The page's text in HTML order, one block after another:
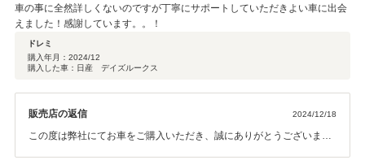
車の事に全然詳しくないのですが丁寧にサポートしていただきよい車に出会
えました！感謝しています。。！
ドレミ
購入年月： 2024/12
購入した車：日産 デイズルークス
販売店の返信 2024/12/18
この度は弊社にてお車をご購入いただき、誠にありがとうございまし